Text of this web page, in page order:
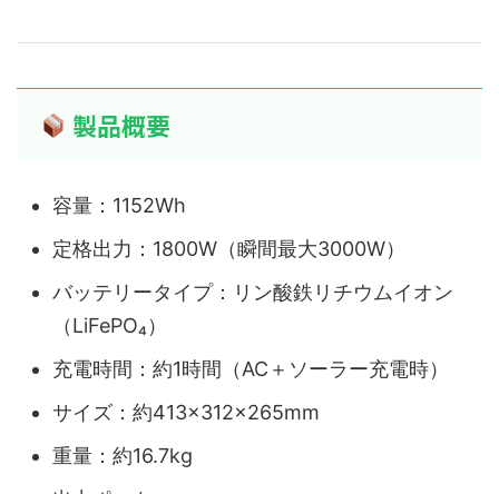
製品概要
容量：1152Wh
定格出力：1800W（瞬間最大3000W）
バッテリータイプ：リン酸鉄リチウムイオン
（LiFePO₄）
充電時間：約1時間（AC＋ソーラー充電時）
サイズ：約413×312×265mm
重量：約16.7kg